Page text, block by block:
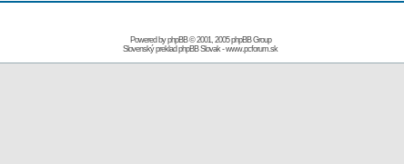
Powered byphpBB© 2001, 2005 phpBB Group
Slovenský preklad phpBB Slovak-www.pcforum.sk